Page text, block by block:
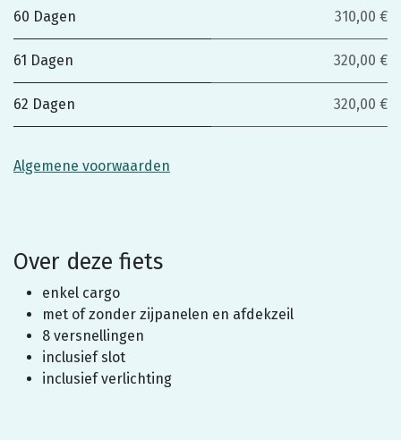
60 Dagen 310,00 €
61 Dagen 320,00 €
62 Dagen 320,00 €
Algemene voorwaarden
Over deze fiets
enkel cargo
met of zonder zijpanelen en afdekzeil
8 versnellingen
inclusief slot
inclusief verlichting